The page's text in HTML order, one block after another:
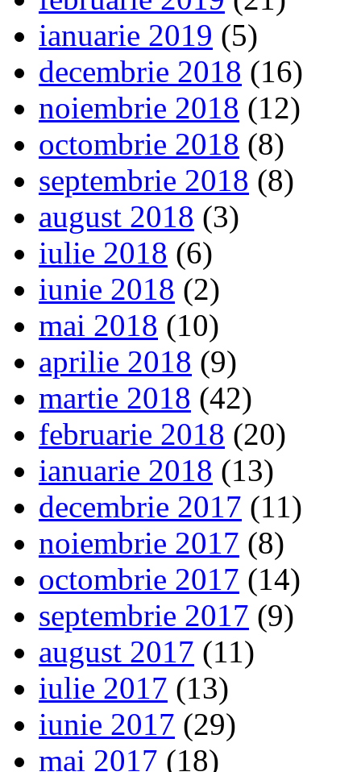
ianuarie 2019 (5)
decembrie 2018 (16)
noiembrie 2018 (12)
octombrie 2018 (8)
septembrie 2018 (8)
august 2018 (3)
iulie 2018 (6)
iunie 2018 (2)
mai 2018 (10)
aprilie 2018 (9)
martie 2018 (42)
februarie 2018 (20)
ianuarie 2018 (13)
decembrie 2017 (11)
noiembrie 2017 (8)
octombrie 2017 (14)
septembrie 2017 (9)
august 2017 (11)
iulie 2017 (13)
iunie 2017 (29)
mai 2017 (18)